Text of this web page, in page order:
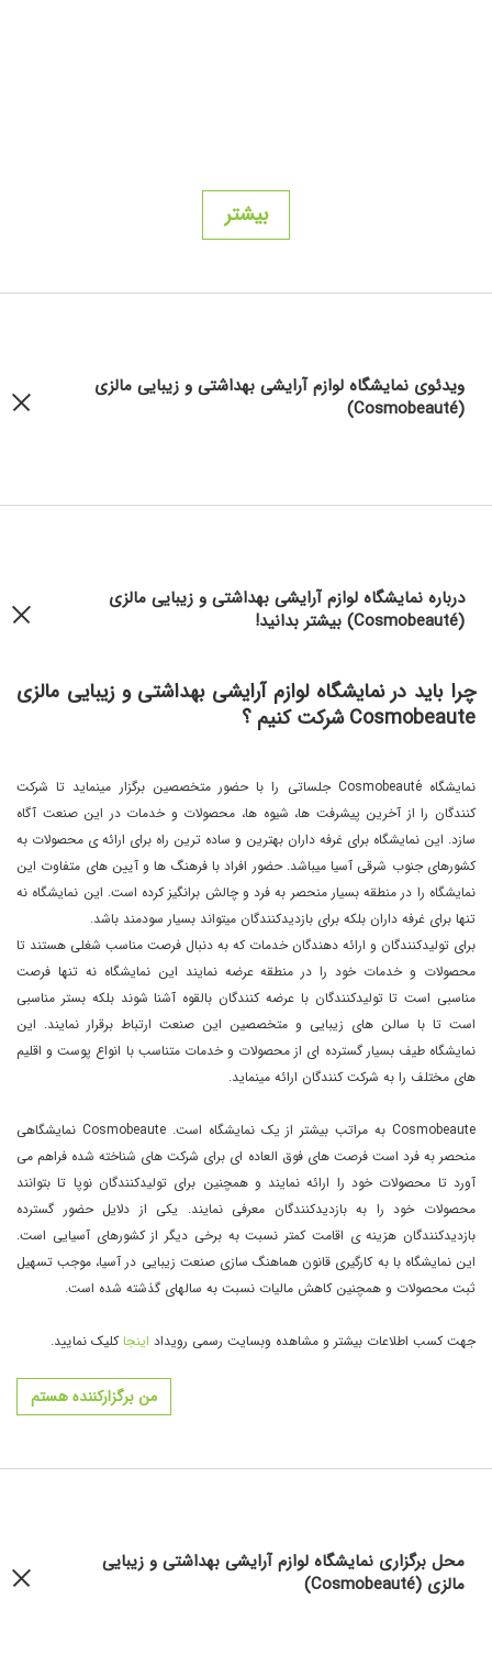
بیشتر
ویدئوی نمایشگاه لوازم آرایشی بهداشتی و زیبایی مالزی
(Cosmobeauté)
درباره نمایشگاه لوازم آرایشی بهداشتی و زیبایی مالزی
(Cosmobeauté) بیشتر بدانید!
چرا باید در نمایشگاه لوازم آرایشی بهداشتی و زیبایی مالزی
Cosmobeaute شرکت کنیم ؟
نمایشگاه Cosmobeauté جلساتی را با حضور متخصصین برگزار مینماید تا شرکت
کنندگان را از آخرین پیشرفت ها، شیوه ها، محصولات و خدمات در این صنعت آگاه
سازد. این نمایشگاه برای غرفه داران بهترین و ساده ترین راه برای ارائه ی محصولات به
کشورهای جنوب شرقی آسیا میباشد. حضور افراد با فرهنگ ها و آیین های متفاوت این
نمایشگاه را در منطقه بسیار منحصر به فرد و چالش برانگیز کرده است. این نمایشگاه نه
تنها برای غرفه داران بلکه برای بازدیدکنندگان میتواند بسیار سودمند باشد.
برای تولیدکنندگان و ارائه دهندگان خدمات که به دنبال فرصت مناسب شغلی هستند تا
محصولات و خدمات خود را در منطقه عرضه نمایند این نمایشگاه نه تنها فرصت
مناسبی است تا تولیدکنندگان با عرضه کنندگان بالقوه آشنا شوند بلکه بستر مناسبی
است تا با سالن های زیبایی و متخصصین این صنعت ارتباط برقرار نمایند. این
نمایشگاه طیف بسیار گسترده ای از محصولات و خدمات متناسب با انواع پوست و اقلیم
های مختلف را به شرکت کنندگان ارائه مینماید.
Cosmobeaute به مراتب بیشتر از یک نمایشگاه است. Cosmobeaute نمایشگاهی
منحصر به فرد است فرصت های فوق العاده ای برای شرکت های شناخته شده فراهم می
آورد تا محصولات خود را ارائه نمایند و همچنین برای تولیدکنندگان نوپا تا بتوانند
محصولات خود را به بازدیدکنندگان معرفی نمایند. یکی از دلایل حضور گسترده
بازدیدکنندگان هزینه ی اقامت کمتر نسبت به برخی دیگر از کشورهای آسیایی است.
این نمایشگاه با به کارگیری قانون هماهنگ سازی صنعت زیبایی در آسیا، موجب تسهیل
ثبت محصولات و همچنین کاهش مالیات نسبت به سالهای گذشته شده است.
جهت کسب اطلاعات بیشتر و مشاهده وبسایت رسمی رویداد اینجاکلیک نمایید.
من برگزارکننده هستم
محل برگزاری نمایشگاه لوازم آرایشی بهداشتی و زیبایی
مالزی (Cosmobeauté)